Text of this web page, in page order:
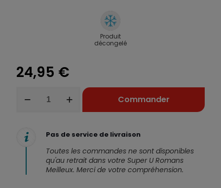
Produit
décongelé
24,95 €
cocktail
Commander
Pas de service de livraison
Toutes les commandes ne sont disponibles
qu'au retrait dans votre Super U Romans
Meilleux. Merci de votre compréhension.